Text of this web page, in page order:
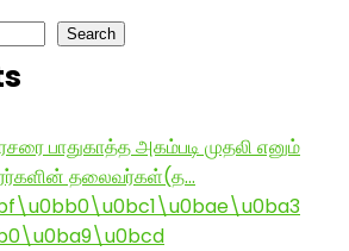
Search
பாதுகாத்த அகம்படி முதலி எனும்
தலைவர்கள்(த…